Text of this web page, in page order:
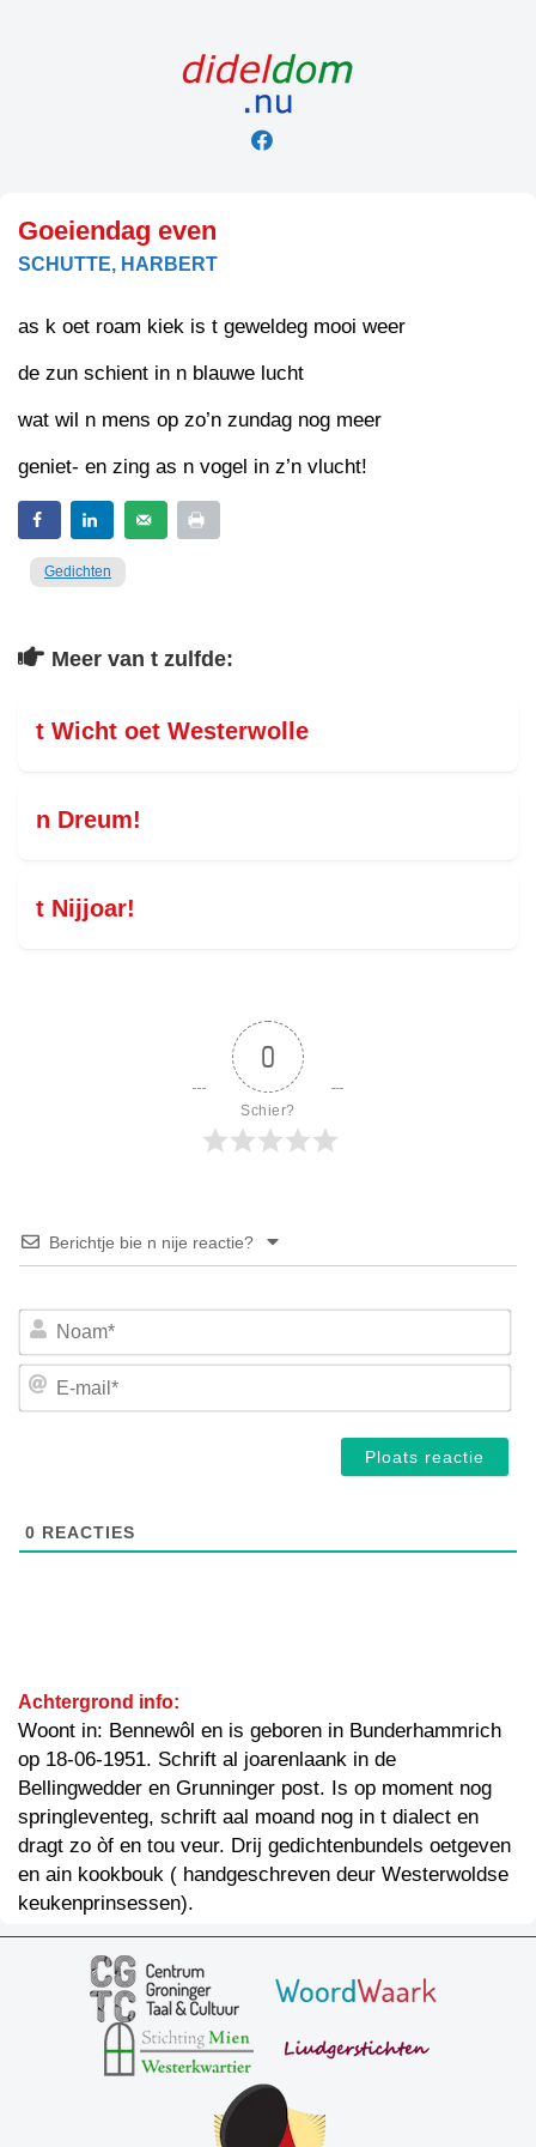
Goeiendag even
SCHUTTE, HARBERT
as k oet roam kiek is t geweldeg mooi weer
de zun schient in n blauwe lucht
wat wil n mens op zo’n zundag nog meer
geniet- en zing as n vogel in z’n vlucht!
Gedichten
Meer van t zulfde:
t Wicht oet Westerwolle
n Dreum!
t Nijjoar!
0
Schier?
Berichtje bie n nije reactie?
E-
0 REACTIES
Achtergrond info:
Woont in: Bennewôl en is geboren in Bunderhammrich
op 18-06-1951. Schrift al joarenlaank in de
Bellingwedder en Grunninger post. Is op moment nog
springleventeg, schrift aal moand nog in t dialect en
dragt zo òf en tou veur. Drij gedichtenbundels oetgeven
en ain kookbouk ( handgeschreven deur Westerwoldse
keukenprinsessen).